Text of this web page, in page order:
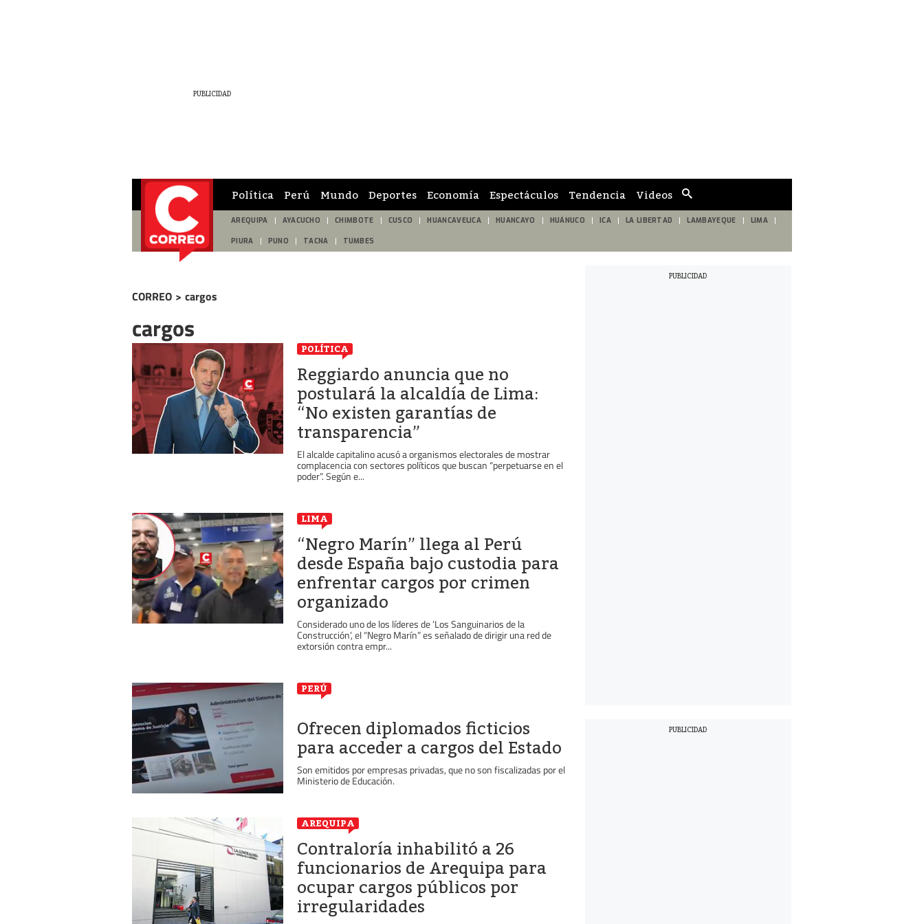
de
búsqueda
Política Perú Mundo Deportes Economía Espectáculos Tendencia Videos
AREQUIPA AYACUCHO CHIMBOTE CUSCO HUANCAVELICA HUANCAYO HUÁNUCO ICA LA LIBERTAD LAMBAYEQUE LIMA
PIURA PUNO TACNA TUMBES
CORREO > cargos
cargos
POLÍTICA
Reggiardo anuncia que no
postulará la alcaldía de Lima:
“No existen garantías de
transparencia”
El alcalde capitalino acusó a organismos electorales de mostrar
complacencia con sectores políticos que buscan “perpetuarse en el
poder”. Según e...
LIMA
“Negro Marín” llega al Perú
desde España bajo custodia para
enfrentar cargos por crimen
organizado
Considerado uno de los líderes de ‘Los Sanguinarios de la
Construcción’, el “Negro Marín” es señalado de dirigir una red de
extorsión contra empr...
PERÚ
Ofrecen diplomados ficticios
para acceder a cargos del Estado
Son emitidos por empresas privadas, que no son fiscalizadas por el
Ministerio de Educación.
AREQUIPA
Contraloría inhabilitó a 26
funcionarios de Arequipa para
ocupar cargos públicos por
irregularidades